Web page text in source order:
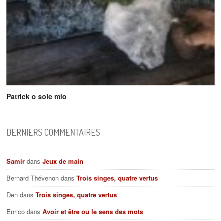
Patrick o sole mio
DERNIERS COMMENTAIRES
Samir dansJeux de main
Bernard Thévenon dansTrois singes, quatre vertus
Den dansTrois singes, quatre vertus
Enrico dansAvoir et être ou le sens des mots